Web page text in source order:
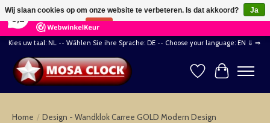
164 Reviews ×
Kies uw taal: NL -- Wählen Sie ihre Sprache: DE -- Choose your language: EN ⇓ ⇒
Verlanglijst
Home / Design - Wandklok Carree GOLD Modern Design
Wij slaan cookies op om onze website te verbeteren. Is dat akkoord?
Ja
Nee